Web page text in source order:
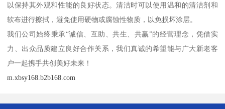
以保持其外观和性能的良好状态。清洁时可以使用温和的清洁剂和
软布进行擦拭，避免使用硬物或腐蚀性物质，以免损坏涂层。
我们公司始终秉承“诚信、互助、共生、共赢”的经营理念，凭借实
力、出众品质建立良好合作关系，我们真诚的希望能与广大新老客
户一起携手共创美好未来！
m.xbsy168.b2b168.com